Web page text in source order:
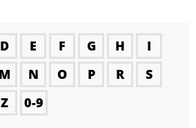
D E F G H
I
M N O P R
S
Z 0-9